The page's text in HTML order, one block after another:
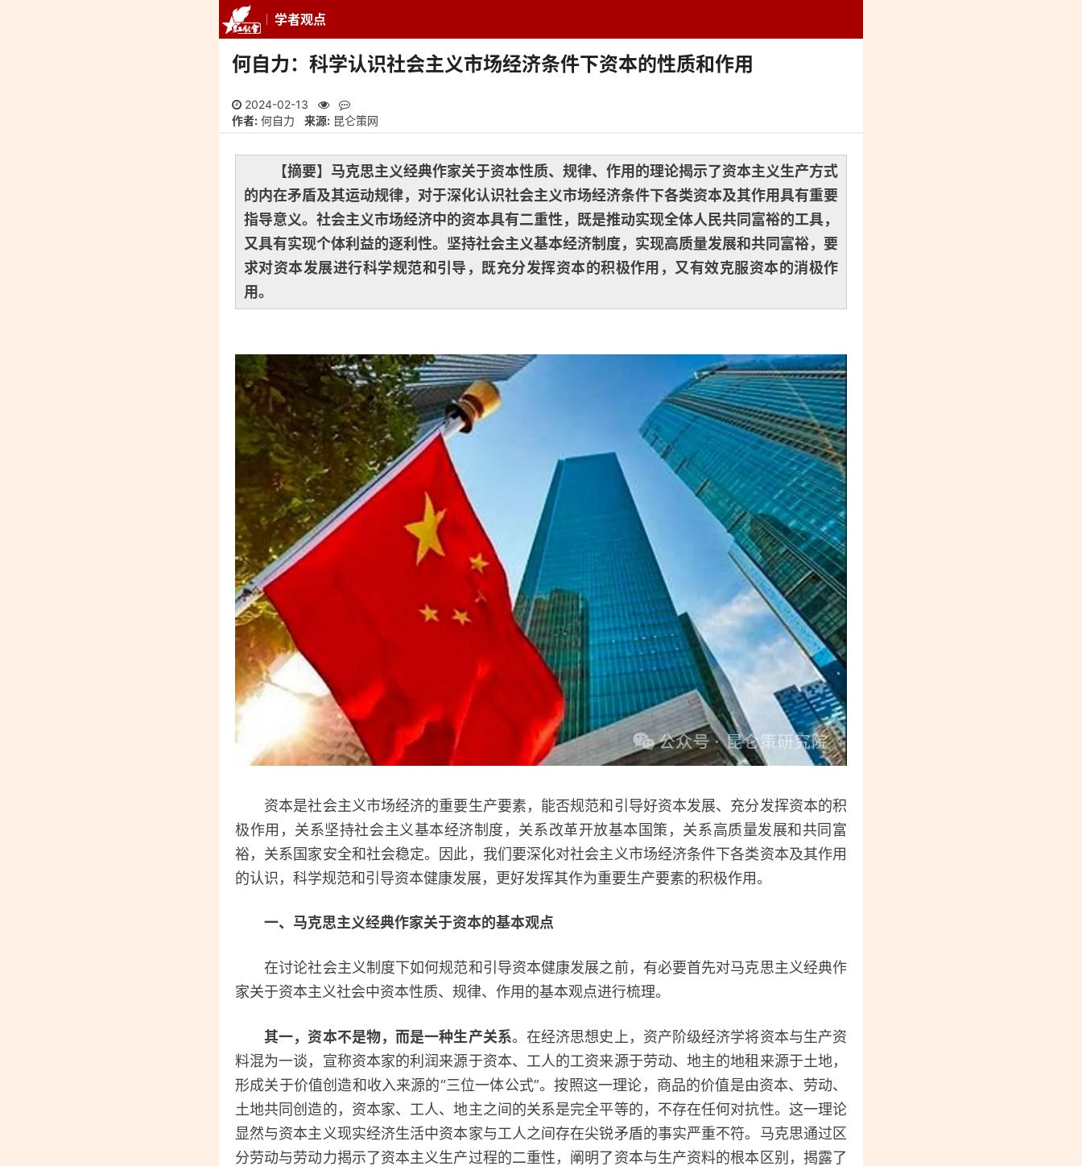
学者观点
推荐 最新 专题中心 学者专栏 排行榜 周刊 网址导航 英烈纪念馆
何自力：科学认识社会主义市场经济条件下资本的性质和作用
2024-02-13
作者: 何自力 来源: 昆仑策网
【摘要】马克思主义经典作家关于资本性质、规律、作用的理论揭示了资本主义生产方式
的内在矛盾及其运动规律，对于深化认识社会主义市场经济条件下各类资本及其作用具有重要
指导意义。社会主义市场经济中的资本具有二重性，既是推动实现全体人民共同富裕的工具，
又具有实现个体利益的逐利性。坚持社会主义基本经济制度，实现高质量发展和共同富裕，要
求对资本发展进行科学规范和引导，既充分发挥资本的积极作用，又有效克服资本的消极作
用。
资本是社会主义市场经济的重要生产要素，能否规范和引导好资本发展、充分发挥资本的积
极作用，关系坚持社会主义基本经济制度，关系改革开放基本国策，关系高质量发展和共同富
裕，关系国家安全和社会稳定。因此，我们要深化对社会主义市场经济条件下各类资本及其作用
的认识，科学规范和引导资本健康发展，更好发挥其作为重要生产要素的积极作用。
一、马克思主义经典作家关于资本的基本观点
在讨论社会主义制度下如何规范和引导资本健康发展之前，有必要首先对马克思主义经典作
家关于资本主义社会中资本性质、规律、作用的基本观点进行梳理。
其一，资本不是物，而是一种生产关系。在经济思想史上，资产阶级经济学将资本与生产资
料混为一谈，宣称资本家的利润来源于资本、工人的工资来源于劳动、地主的地租来源于土地，
形成关于价值创造和收入来源的“三位一体公式”。按照这一理论，商品的价值是由资本、劳动、
土地共同创造的，资本家、工人、地主之间的关系是完全平等的，不存在任何对抗性。这一理论
显然与资本主义现实经济生活中资本家与工人之间存在尖锐矛盾的事实严重不符。马克思通过区
分劳动与劳动力揭示了资本主义生产过程的二重性，阐明了资本与生产资料的根本区别，揭露了